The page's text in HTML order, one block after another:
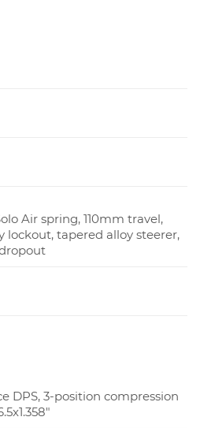
Air spring, 110mm travel,
lockout, tapered alloy steerer,
DPS, 3-position compression